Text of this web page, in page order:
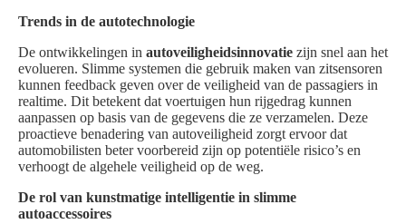
Trends in de autotechnologie
De ontwikkelingen in autoveiligheidsinnovatie zijn snel aan het
evolueren. Slimme systemen die gebruik maken van zitsensoren
kunnen feedback geven over de veiligheid van de passagiers in
realtime. Dit betekent dat voertuigen hun rijgedrag kunnen
aanpassen op basis van de gegevens die ze verzamelen. Deze
proactieve benadering van autoveiligheid zorgt ervoor dat
automobilisten beter voorbereid zijn op potentiële risico’s en
verhoogt de algehele veiligheid op de weg.
De rol van kunstmatige intelligentie in slimme
autoaccessoires